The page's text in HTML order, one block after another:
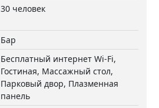
30 человек
Бар
Бесплатный интернет Wi-Fi,
Гостиная, Массажный стол,
Парковый двор, Плазменная
панель